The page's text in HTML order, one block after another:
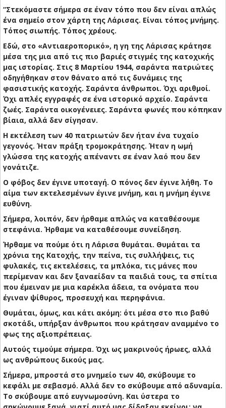
“Στεκόμαστε σήμερα σε έναν τόπο που δεν είναι απλώς
ένα σημείο στον χάρτη της Λάρισας. Είναι τόπος μνήμης.
Τόπος σιωπής. Τόπος χρέους.
Εδώ, στο «Αντιαεροπορικό», η γη της Λάρισας κράτησε
μέσα της μια από τις πιο βαριές στιγμές της κατοχικής
μας ιστορίας. Στις 8 Μαρτίου 1944, σαράντα πατριώτες
οδηγήθηκαν στον θάνατο από τις δυνάμεις της
φασιστικής κατοχής. Σαράντα άνθρωποι. Όχι αριθμοί.
Όχι απλές εγγραφές σε ένα ιστορικό αρχείο. Σαράντα
ζωές. Σαράντα οικογένειες. Σαράντα φωνές που κόπηκαν
βίαια, αλλά δεν σίγησαν.
Η εκτέλεση των 40 πατριωτών δεν ήταν ένα τυχαίο
γεγονός. Ήταν πράξη τρομοκράτησης. Ήταν η ωμή
γλώσσα της κατοχής απέναντι σε έναν λαό που δεν
γονάτιζε.
Ο φόβος δεν έγινε υποταγή. Ο πόνος δεν έγινε λήθη. Το
αίμα των εκτελεσμένων έγινε μνήμη, και η μνήμη έγινε
ευθύνη.
Σήμερα, λοιπόν, δεν ήρθαμε απλώς να καταθέσουμε
στεφάνια. Ήρθαμε να καταθέσουμε συνείδηση.
Ήρθαμε να πούμε ότι η Λάρισα θυμάται. Θυμάται τα
χρόνια της Κατοχής, την πείνα, τις συλλήψεις, τις
φυλακές, τις εκτελέσεις, τα μπλόκα, τις μάνες που
περίμεναν και δεν ξαναείδαν τα παιδιά τους, τα σπίτια
που έμειναν με μια καρέκλα άδεια, τα ονόματα που
έγιναν ψίθυρος, προσευχή και περηφάνια.
Θυμάται, όμως, και κάτι ακόμη: ότι μέσα στο πιο βαθύ
σκοτάδι, υπήρξαν άνθρωποι που κράτησαν αναμμένο το
φως της αξιοπρέπειας.
Αυτούς τιμούμε σήμερα. Όχι ως μακρινούς ήρωες, αλλά
ως ανθρώπους δικούς μας.
Σήμερα, μπροστά στο μνημείο των 40, σκύβουμε το
κεφάλι με σεβασμό. Αλλά δεν το σκύβουμε από αδυναμία.
Το σκύβουμε από ευγνωμοσύνη. Και ύστερα το